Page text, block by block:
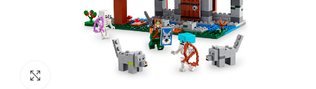
Нажмите, чтобы увеличить